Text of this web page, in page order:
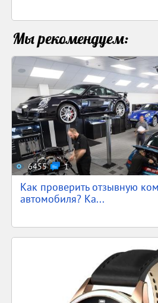
Мы рекомендуем:
6455 1
Как проверить отзывную
автомобиля? Ка...